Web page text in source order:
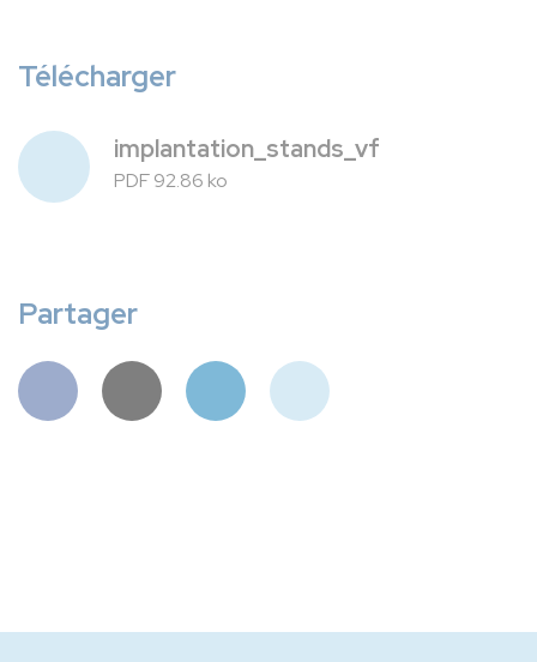
Télécharger
implantation_stands_vf
PDF 92.86 ko
Partager